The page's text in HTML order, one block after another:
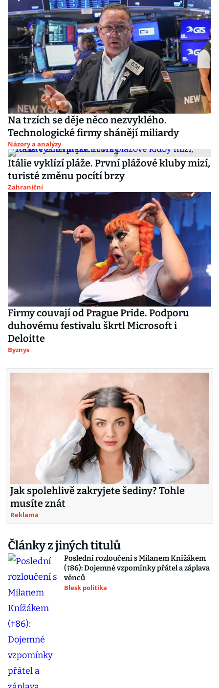
Na trzích se děje něco nezvyklého.
Technologické firmy shánějí miliardy
Názory a analýzy
Itálie vyklízí pláže. První plážové kluby mizí,
turisté změnu pocítí brzy
Zahraniční
Firmy couvají od Prague Pride. Podporu
duhovému festivalu škrtl Microsoft i
Deloitte
Byznys
Jak spolehlivě zakryjete šediny? Tohle
musíte znát
Reklama
Články z jiných titulů
Poslední rozloučení s Milanem Knížákem
(†86): Dojemné vzpomínky přátel a záplava
věnců
Blesk politika